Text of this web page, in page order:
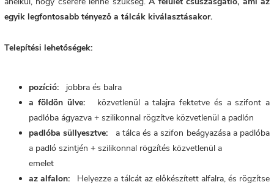
egyik legfontosabb tényező a tálcák kiválasztásakor.
Telepítési lehetőségek:
pozíció:
jobbra és balra
a földön ülve:
közvetlenül a talajra fektetve és a szifont a
padlóba ágyazva + szilikonnal rögzítve közvetlenül a padlón
padlóba süllyesztve:
a tálca és a szifon beágyazása a padlóba
a padló szintjén + szilikonnal rögzítés közvetlenül a
emelet
az alfalon:
Helyezze a tálcát az előkészített alfalra, és rögzítse